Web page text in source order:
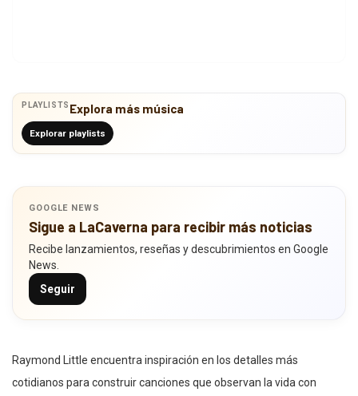
PLAYLISTS Explora más música
Explorar playlists
GOOGLE NEWS
Sigue a LaCaverna para recibir más noticias
Recibe lanzamientos, reseñas y descubrimientos en Google
News.
Seguir
Raymond Little encuentra inspiración en los detalles más
cotidianos para construir canciones que observan la vida con